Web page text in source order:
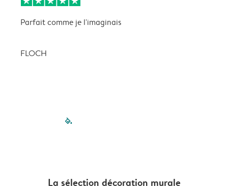
Parfait comme je l'imaginais
FLOCH
filled-pagination
La sélection décoration murale